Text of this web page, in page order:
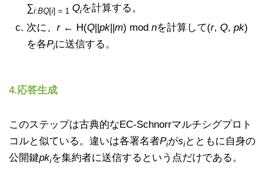
∑i:BQ[i] = 1 Qiを計算する。
次に、 r← H(Q pk m) mod nを計算して(r, Q, pk)
を各Piに送信する。
4.応答生成
このステップは古典的なEC-Schnorrマルチシグプロト
コルと似ている。違いは各署名者Piがsi とともに自身の
公開鍵pkiを集約者に送信するという点だけである。